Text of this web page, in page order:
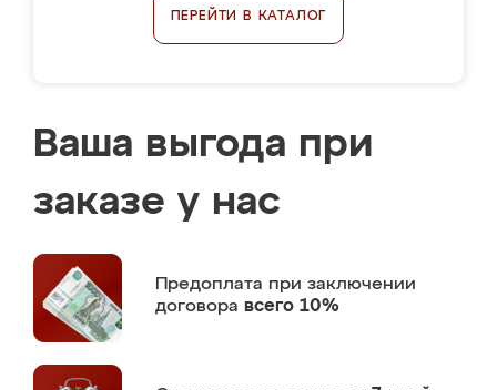
ПЕРЕЙТИ В КАТАЛОГ
Ваша выгода при
заказе у нас
Предоплата при заключении
договора всего 10%